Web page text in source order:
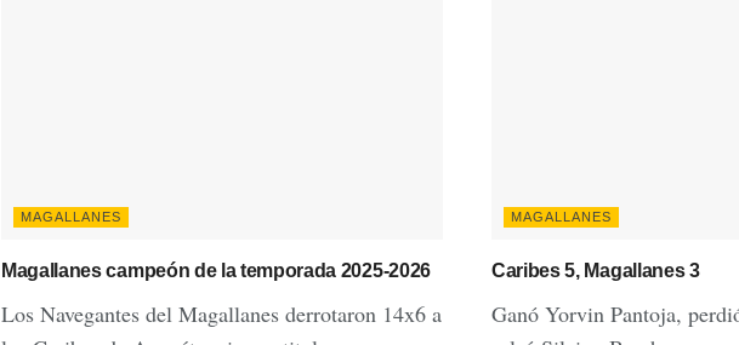
MAGALLANES
Magallanes campeón de la temporada 2025-2026
Los Navegantes del Magallanes derrotaron 14x6 a
MAGALLANES
Caribes 5, Magallanes 3
Ganó Yorvin Pantoja,